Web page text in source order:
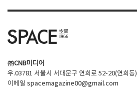
㈜CNB미디어
우.03781 서울시 서대문구 연희로 52-20(연희동)
이메일 spacemagazine00@gmail.com